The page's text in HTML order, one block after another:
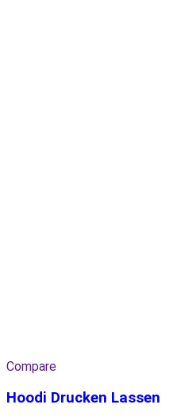
Compare
Hoodi Drucken Lassen